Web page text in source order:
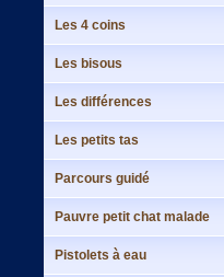
Les 4 coins
Les bisous
Les différences
Les petits tas
Parcours guidé
Pauvre petit chat malade
Pistolets à eau